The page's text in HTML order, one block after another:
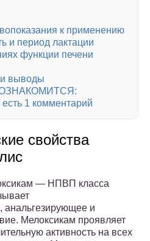
к применению
и период лактации
функции печени
выводы
1 комментарий
свойства
— НПВП класса
анальгезирующее и
Мелоксикам проявляет
активность на всех